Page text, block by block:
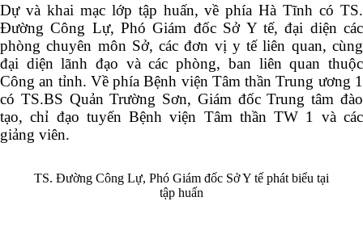
Dự và khai mạc lớp tập huấn, về phía Hà Tĩnh có TS.
Đường Công Lự, Phó Giám đốc Sở Y tế, đại diện các
phòng chuyên môn Sở, các đơn vị y tế liên quan, cùng
đại diện lãnh đạo và các phòng, ban liên quan thuộc
Công an tỉnh. Về phía Bệnh viện Tâm thần Trung ương 1
có TS.BS Quản Trường Sơn, Giám đốc Trung tâm đào
tạo, chỉ đạo tuyến Bệnh viện Tâm thần TW 1 và các
giảng viên.
TS. Đường Công Lự, Phó Giám đốc Sở Y tế phát biểu tại
tập huấn